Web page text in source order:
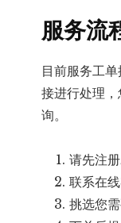
服务流
目前服务工
接进行处理
询。
请先注
联系在
挑选您